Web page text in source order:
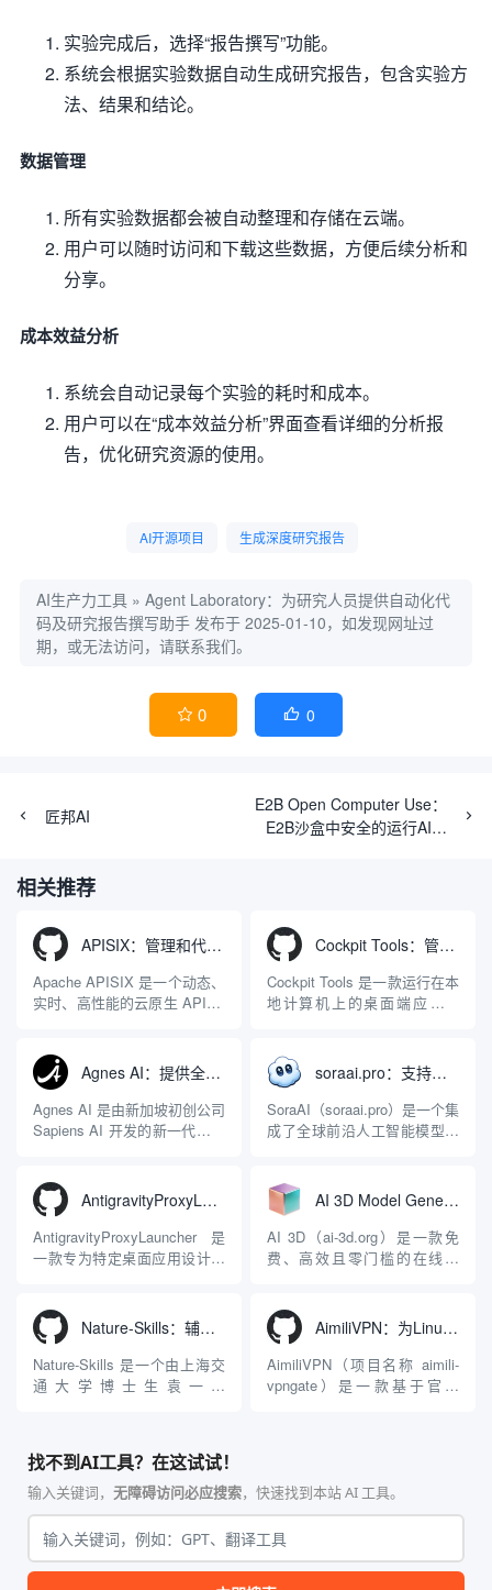
实验完成后，选择“报告撰写”功能。
系统会根据实验数据自动生成研究报告，包含实验方
法、结果和结论。
数据管理
所有实验数据都会被自动整理和存储在云端。
用户可以随时访问和下载这些数据，方便后续分析和
分享。
成本效益分析
系统会自动记录每个实验的耗时和成本。
用户可以在“成本效益分析”界面查看详细的分析报
告，优化研究资源的使用。
AI开源项目 生成深度研究报告
AI生产力工具 » Agent Laboratory：为研究人员提供自动化代
码及研究报告撰写助手 发布于 2025-01-10，如发现网址过
期，或无法访问，请联系我们。
 0  0
匠邦AI
E2B Open Computer Use：
E2B沙盒中安全的运行AI操
相关推荐
APISIX：管理和代理API及大模型流量的高性能网关
Apache APISIX 是一个动态、
实时、高性能的云原生 API 网
LuaJIT 构建，并在 2019 年作
为顶级开源项目捐赠给
Apache 软件基金会。APISIX
彻底摒...
Cockpit Tools：管理多个AI编程IDE账号与配置多开独立实例的本地桌面应用
Cockpit Tools 是一款运行在本
地计算机上的桌面端应用程
程助手的账号与运行环境而设
计。它目前支持包括
Antigravity IDE、Codex、
GitHub Copilo...
Agnes AI：提供全模态模型免费API、支持图文视频生成与复杂工程执行的智能体平台
Agnes AI 是由新加坡初创公司
Sapiens AI 开发的新一代多模
限制，提供集文本、图像、视
频生成于一体的“全模态”大模
型能力。平台的核心产品矩阵
包括主打自动化工作流的
soraai.pro：支持多模型文字转视频和图像生成的在线创作工具
SoraAI（soraai.pro）是一个集
成了全球前沿人工智能模型的
者、营销人员及广大用户提供
一站式、开箱即用的视觉内容
生成解决方案。网站的核心优
势在于其强大的多模型聚合能
AntigravityProxyLauncher：免TUN全局代理使用Antigravity IDE
AntigravityProxyLauncher 是
一款专为特定桌面应用设计的
Windows 平台。当用户使用桌
面版 Gemini 客户端或
Antigravity IDE ...
AI 3D Model Generator：通过文本和图像快速生成3D模型的在线工具
AI 3D（ai-3d.org）是一款免
费、高效且零门槛的在线AI
动Seed 3D两大行业领先的AI
模型架构，致力于帮助用户无
需掌握复杂的3D拓扑知识或昂
贵的专业软件，即可在...
Nature-Skills：辅助撰写学术论文和绘制科研图表的智能体插件
Nature-Skills 是一个由上海交
通大学博士生袁一哲
合，专为顶级学术期刊（如
Nature、Science、Cell 等）
的论文撰写与发表流程设计。
该工具集以智能体插...
AimiliVPN：为Linux提供纯净出站家庭IP的VPN代理网关
AimiliVPN（项目名称 aimili-
vpngate）是一款基于官方
纯 Python 标准库编写，用户
无需安装...
找不到AI工具？在这试试！
输入关键词， 无障碍访问必应搜索，快速找到本站 AI 工具。